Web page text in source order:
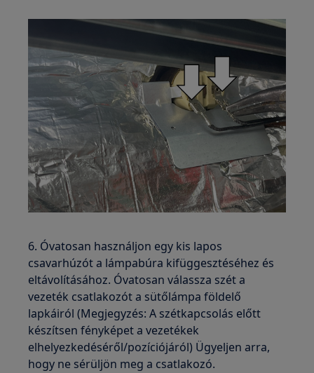
6. Óvatosan használjon egy kis lapos
csavarhúzót a lámpabúra kifüggesztéséhez és
eltávolításához. Óvatosan válassza szét a
vezeték csatlakozót a sütőlámpa földelő
lapkáiról (Megjegyzés: A szétkapcsolás előtt
készítsen fényképet a vezetékek
elhelyezkedéséről/pozíciójáról) Ügyeljen arra,
hogy ne sérüljön meg a csatlakozó.